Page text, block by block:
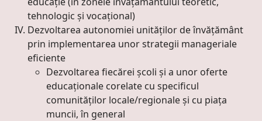
tehnologic și vocațional)
Dezvoltarea autonomiei unităţilor de învăţământ
prin implementarea unor strategii manageriale
eficiente
Dezvoltarea fiecărei școli și a unor oferte
educaționale corelate cu specificul
comunităților locale/regionale și cu piața
muncii, în general